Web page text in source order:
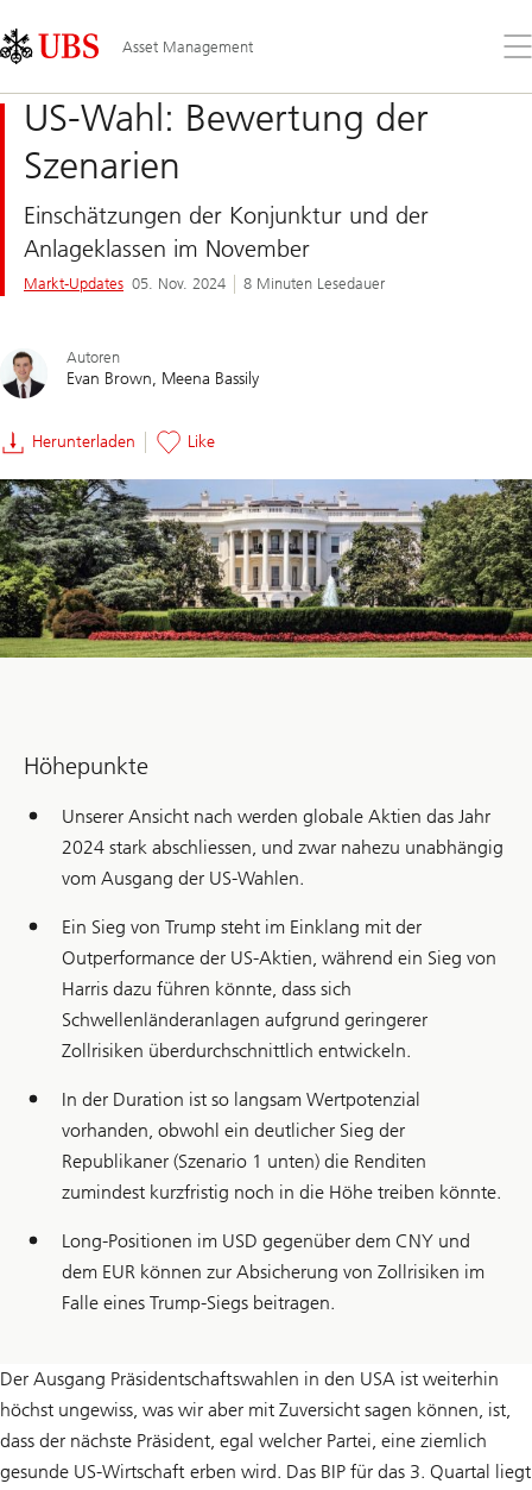
Links
Area
Asset Management
Sie
US-Wahl: Bewertung der
Szenarien
Einschätzungen der Konjunktur und der
Anlageklassen im November
Markt-Updates 05. Nov. 2024 8 Minuten Lesedauer
Autoren
Evan Brown Meena Bassily
Herunterladen Like
Höhepunkte
Unserer Ansicht nach werden globale Aktien das Jahr
2024 stark abschliessen, und zwar nahezu unabhängig
vom Ausgang der US-Wahlen.
Ein Sieg von Trump steht im Einklang mit der
Outperformance der US-Aktien, während ein Sieg von
Harris dazu führen könnte, dass sich
Schwellenländeranlagen aufgrund geringerer
Zollrisiken überdurchschnittlich entwickeln.
In der Duration ist so langsam Wertpotenzial
vorhanden, obwohl ein deutlicher Sieg der
Republikaner (Szenario 1 unten) die Renditen
zumindest kurzfristig noch in die Höhe treiben könnte.
Long-Positionen im USD gegenüber dem CNY und
dem EUR können zur Absicherung von Zollrisiken im
Falle eines Trump-Siegs beitragen.
Der Ausgang Präsidentschaftswahlen in den USA ist weiterhin
höchst ungewiss, was wir aber mit Zuversicht sagen können, ist,
dass der nächste Präsident, egal welcher Partei, eine ziemlich
gesunde US-Wirtschaft erben wird. Das BIP für das 3. Quartal liegt